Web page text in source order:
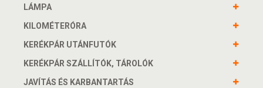
LÁMPA
KILOMÉTERÓRA
KERÉKPÁR UTÁNFUTÓK
KERÉKPÁR SZÁLLÍTÓK, TÁROLÓK
JAVÍTÁS ÉS KARBANTARTÁS